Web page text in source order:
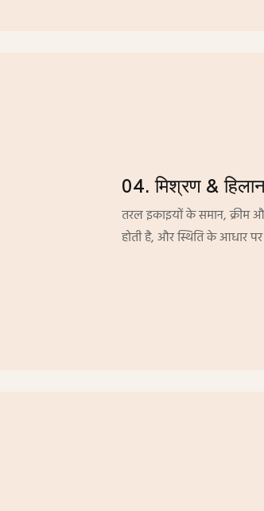
04. मिश्रण &
तरल इकाइयों के समान, क्रीम
होती है, और स्थिति के आधार